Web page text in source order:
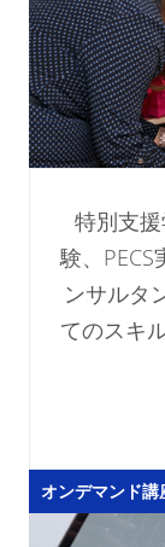
特別支
験、
ンサルタ
てのスキ
オンデマンド講